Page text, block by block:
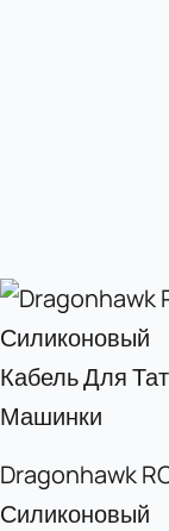
Dragonhawk
Силиконовый